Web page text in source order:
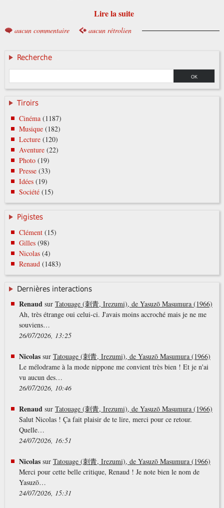
Lire la suite
aucun commentaire aucun rétrolien
Recherche
Tiroirs
Cinéma (1187)
Musique (182)
Lecture (120)
Aventure (22)
Photo (19)
Presse (33)
Idées (19)
Société (15)
Pigistes
Clément(15)
Gilles(98)
Nicolas(4)
Renaud (1483)
Dernières interactions
Renaudsur Tatouage (刺青, Irezumi), de Yasuzō Masumura (1966)
Ah, très étrange oui celui-ci. J'avais moins accroché mais je ne me
souviens…
26/07/2026, 13:25
Nicolassur Tatouage (刺青, Irezumi), de Yasuzō Masumura (1966)
Le mélodrame à la mode nippone me convient très bien ! Et je n'ai
vu aucun des…
26/07/2026, 10:46
Renaudsur Tatouage (刺青, Irezumi), de Yasuzō Masumura (1966)
Salut Nicolas ! Ça fait plaisir de te lire, merci pour ce retour.
Quelle…
24/07/2026, 16:51
Nicolassur Tatouage (刺青, Irezumi), de Yasuzō Masumura (1966)
Merci pour cette belle critique, Renaud ! Je note bien le nom de
Yasuzō…
24/07/2026, 15:31